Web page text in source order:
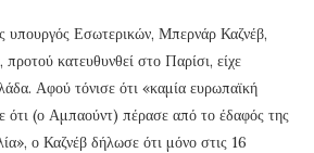
υπουργός Εσωτερικών, Μπερνάρ Καζνέβ,
κατευθυνθεί στο Παρίσι, είχε
Αφού τόνισε ότι «καμία ευρωπαϊκή
ότι (ο Αμπαούντ) πέρασε από το έδαφός της
ο Καζνέβ δήλωσε ότι μόνο στις 16